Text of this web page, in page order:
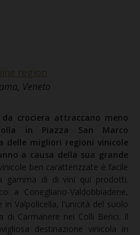
Veneto
crociera attraccano meno
in Piazza San Marco
delle migliori regioni vinicole
a causa della sua grande
ben caratterizzate è facile
gamma di di vini qui prodotti.
a Conegliano-Valdobbiadene,
Valpolicella, l'unicità del suolo
di Carmanere nei Colli Berici. Il
destinazione vinicola in